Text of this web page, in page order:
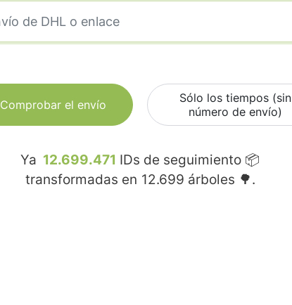
Comprobar el envío
Sólo los tiempos (sin
número de envío)
Ya 12.699.471 IDs de seguimiento 📦
transformadas en 12.699 árboles 🌳.